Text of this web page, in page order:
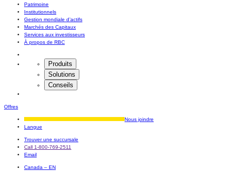
Patrimoine
Institutionnels
Gestion mondiale d’actifs
Marchés des Capitaux
Services aux investisseurs
À propos de RBC
Produits
Solutions
Conseils
Offres
Nous joindre
Langue
Trouver une succursale
Call 1-800-769-2511
Email
Canada – EN